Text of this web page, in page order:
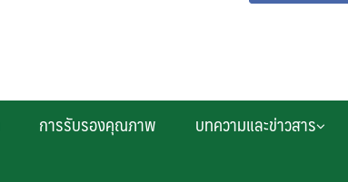
การรับรองคุณภาพ
บทความและข่าวสาร